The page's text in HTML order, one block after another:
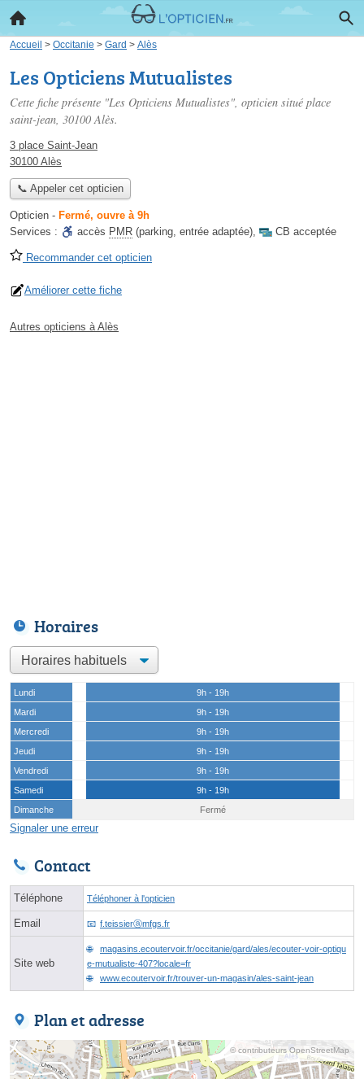
Accueil > Occitanie > Gard > Alès
Les Opticiens Mutualistes
Cette fiche présente "Les Opticiens Mutualistes", opticien situé place
saint-jean, 30100 Alès.
3 place Saint-Jean
30100 Alès
📞 Appeler cet opticien
Opticien - Fermé, ouvre à 9h
Services :
accès PMR (parking, entrée adaptée), CB acceptée
Recommander cet opticien
Améliorer cette fiche
Autres opticiens à Alès
Horaires
Lundi
9h - 19h
Mardi
9h - 19h
Mercredi
9h - 19h
Jeudi
9h - 19h
Vendredi
9h - 19h
Samedi
9h - 19h
Dimanche
Fermé
Signaler une erreur
Contact
Téléphone Téléphoner à l'opticien
Email f.teissierⓐmfgs.fr
Site web
magasins.ecoutervoir.fr/occitanie/gard/ales/ecouter-voir-optiqu
e-mutualiste-407?locale=fr
www.ecoutervoir.fr/trouver-un-magasin/ales-saint-jean
Plan et adresse
© contributeurs OpenStreetMap